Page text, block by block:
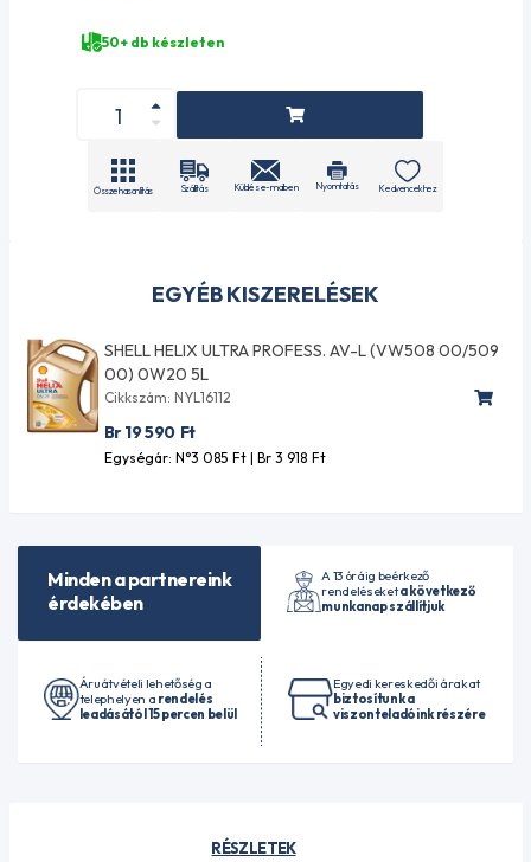
EGYÉB KISZERELÉSEK
SHELL HELIX ULTRA PROFESS. AV-L (VW508 00/509
00) 0W20 5L
Cikkszám: NYL16112
Br 19 590 Ft
Egységár: N°3 085 Ft| Br 3 918 Ft
50+ db készleten
Összehasonlítás Szállítás Küldés e-mailben Nyomtatás Kedvencekhez
Minden a partnereink
érdekében
A 13 óráig beérkező
rendeléseketa következő
munkanap szállítjuk
Áruátvételi lehetőség a
telephelyen a rendelés
leadásától 15 percen belül
Egyedi kereskedői árakat
biztosítunk a
viszonteladóink részére
RÉSZLETEK